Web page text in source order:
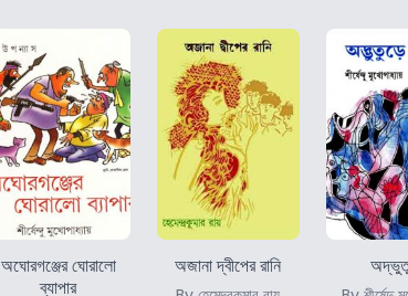
অঘোরগঞ্জের ঘোরালো
ব্যাপার
অজানা দ্বীপের রানি